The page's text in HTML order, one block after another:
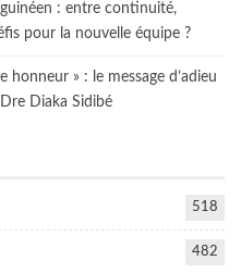
: entre continuité,
pour la nouvelle équipe ?
honneur » : le message d’adieu
Diaka Sidibé
518
482